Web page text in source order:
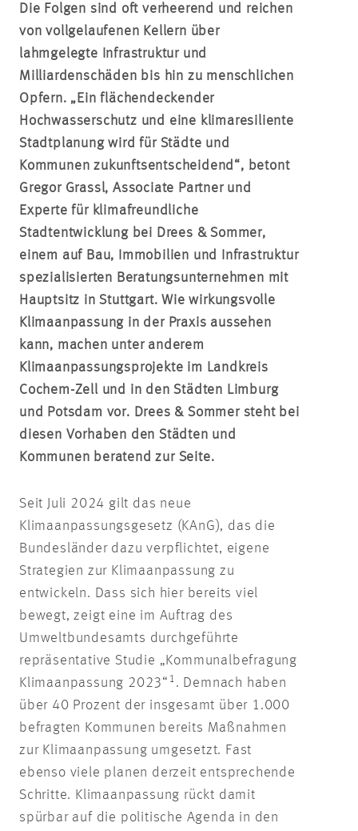
Die Folgen sind oft verheerend und reichen
von vollgelaufenen Kellern über
lahmgelegte Infrastruktur und
Milliardenschäden bis hin zu menschlichen
Opfern. „Ein flächendeckender
Hochwasserschutz und eine klimaresiliente
Stadtplanung wird für Städte und
Kommunen zukunftsentscheidend“, betont
Gregor Grassl, Associate Partner und
Experte für klimafreundliche
Stadtentwicklung bei Drees & Sommer,
einem auf Bau, Immobilien und Infrastruktur
spezialisierten Beratungsunternehmen mit
Hauptsitz in Stuttgart. Wie wirkungsvolle
Klimaanpassung in der Praxis aussehen
kann, machen unter anderem
Klimaanpassungsprojekte im Landkreis
Cochem-Zell und in den Städten Limburg
und Potsdam vor. Drees & Sommer steht bei
diesen Vorhaben den Städten und
Kommunen beratend zur Seite.
Seit Juli 2024 gilt das neue
Klimaanpassungsgesetz ( KAnG), das die
Bundesländer dazu verpflichtet, eigene
Strategien zur Klimaanpassung zu
entwickeln. Dass sich hier bereits viel
bewegt, zeigt eine im Auftrag des
Umweltbundesamts durchgeführte
repräsentative Studie „Kommunalbefragung
Klimaanpassung 2023“ 1 . Demnach haben
über 40 Prozent der insgesamt über 1.000
befragten Kommunen bereits Maßnahmen
zur Klimaanpassung umgesetzt. Fast
ebenso viele planen derzeit entsprechende
Schritte. Klimaanpassung rückt damit
spürbar auf die politische Agenda in den